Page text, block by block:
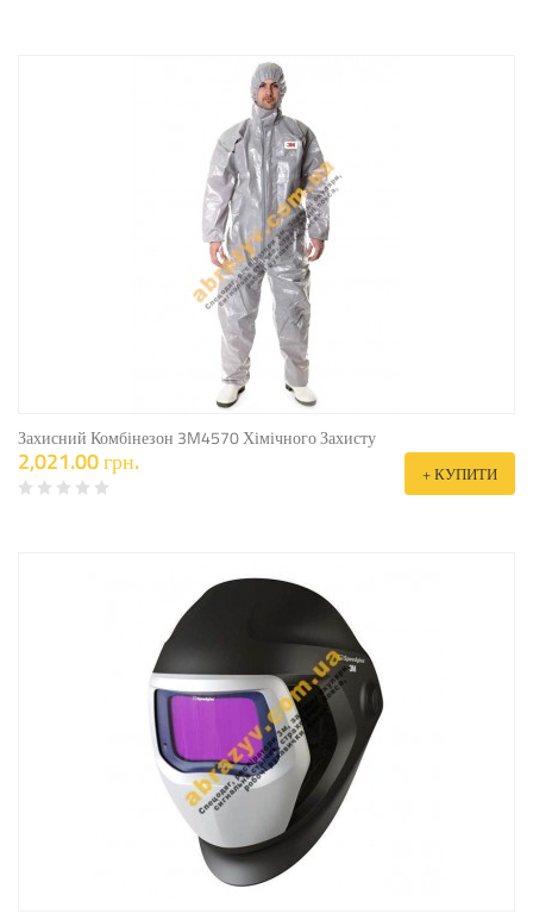
Захисний Комбінезон 3M4570 Хімічного Захисту
2,021.00 грн. + КУПИТИ